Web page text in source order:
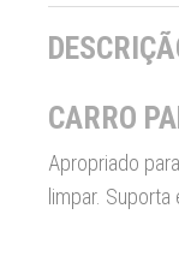
CARRO
Apropriado
limpar.